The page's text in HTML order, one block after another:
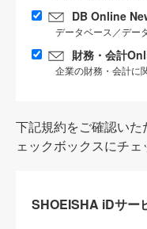
DB Online
データベース／デー
財務・会計
企業の財務・会計に
下記規約をご確認い
ェックボックスにチェ
SHOEISHA iDサー